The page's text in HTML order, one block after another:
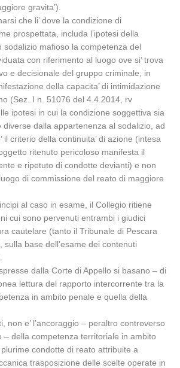
gravita’).
che li’ dove la condizione di
prospettata, includa l’ipotesi della
sodalizio mafioso la competenza del
con riferimento al luogo ove si’ trova
e decisionale del gruppo criminale, in
della capacita’ di intimidazione
(Sez. I n. 51076 del 4.4.2014, rv
ipotesi in cui la condizione soggettiva sia
dalla appartenenza al sodalizio, ad
il criterio della continuita’ di azione (intesa
ritenuto pericoloso manifesta il
e ripetuto di condotte devianti) e non
di commissione del reato di maggiore
al caso in esame, il Collegio ritiene
cui sono pervenuti entrambi i giudici
cautelare (tanto il Tribunale di Pescara
sulla base dell’esame dei contenuti
dalla Corte di Appello si basano – di
lettura del rapporto intercorrente tra la
in ambito penale e quella della
non e’ l’ancoraggio – peraltro controverso
– della competenza territoriale in ambito
condotte di reato attribuite a
trasposizione delle scelte operate in